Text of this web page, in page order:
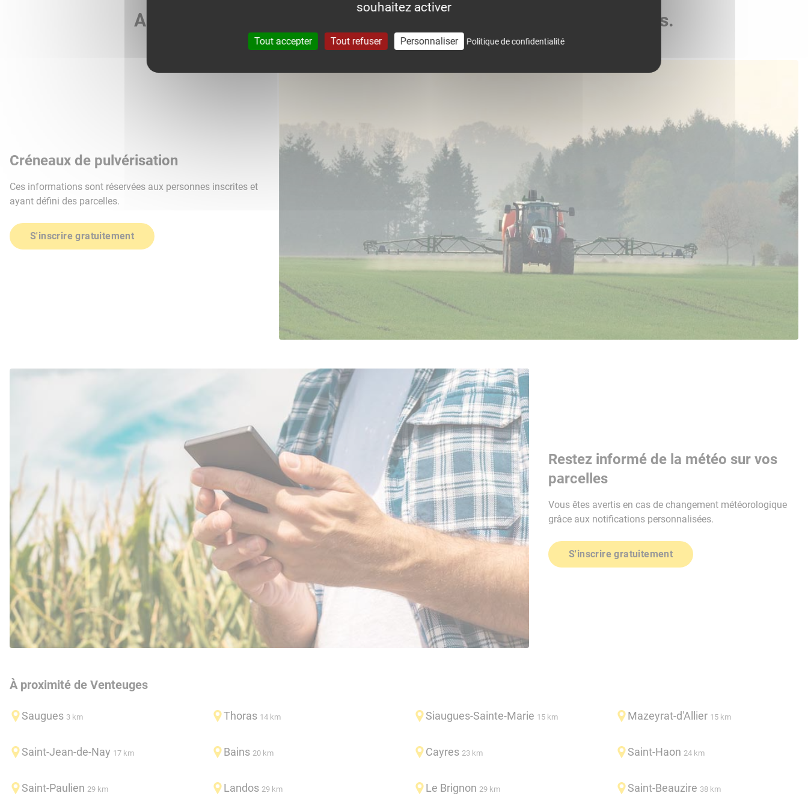
Agri météo vous accompagne dans le suivi météo de vos parcelles.
Créneaux de pulvérisation
Ces informations sont réservées aux personnes inscrites et
ayant défini des parcelles.
S'inscrire gratuitement
Restez informé de la météo sur vos
parcelles
Vous êtes avertis en cas de changement météorologique
grâce aux notifications personnalisées.
S'inscrire gratuitement
À proximité de Venteuges
Saugues 3 km Thoras 14 km Siaugues-Sainte-Marie 15 km Mazeyrat-d'Allier 15 km
Saint-Jean-de-Nay 17 km Bains 20 km Cayres 23 km Saint-Haon 24 km
Saint-Paulien 29 km Landos 29 km Le Brignon 29 km Saint-Beauzire 38 km
souhaitez activer
Tout accepter Tout refuser Personnaliser Politique de confidentialité